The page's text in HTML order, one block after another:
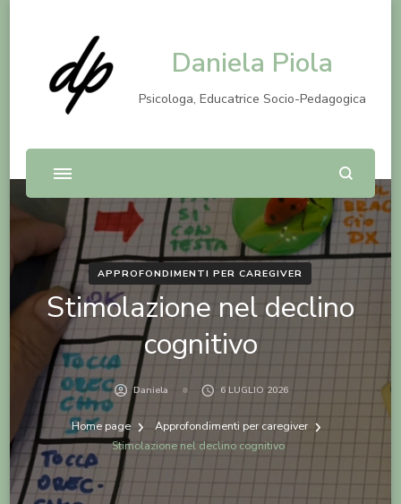
Daniela Piola
Psicologa, Educatrice Socio-Pedagogica
APPROFONDIMENTI PER CAREGIVER
Stimolazione nel declino
cognitivo
Daniela 6 LUGLIO 2026
Home page
Approfondimenti per caregiver
Stimolazione nel declino cognitivo